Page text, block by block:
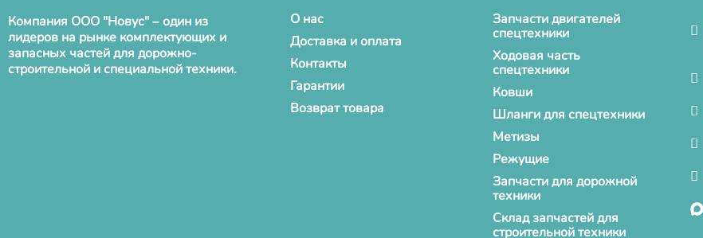
Компания ООО "Новус" – один из
лидеров на рынке комплектующих и
запасных частей для дорожно-
строительной и специальной техники.
О нас
Доставка и оплата
Контакты
Гарантии
Возврат товара
Запчасти двигателей
спецтехники
Ходовая часть
спецтехники
Ковши
Шланги для спецтехники
Метизы
Режущие
Запчасти для дорожной
техники
Склад запчастей для
строительной техники